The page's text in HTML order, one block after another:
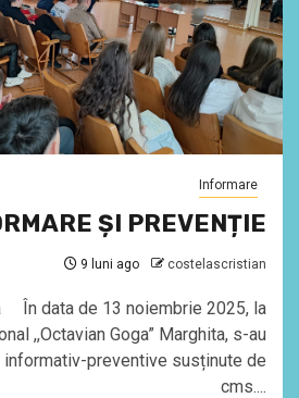
Informare
ȘI PREVENȚIE
9 luni ago costelascristian
În data de 13 noiembrie 2025, la
,,Octavian Goga” Marghita, s-au
preventive susținute de
cms....